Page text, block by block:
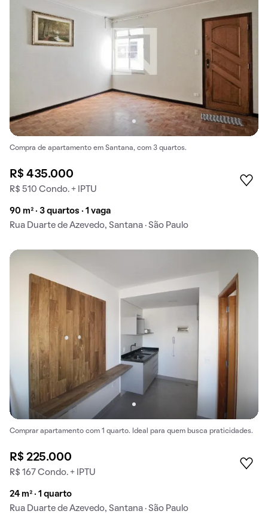
Compra de apartamento em Santana, com 3 quartos.
R$ 435.000
R$ 510 Condo. + IPTU
90 m² · 3 quartos · 1 vaga
Rua Duarte de Azevedo, Santana · São Paulo
Comprar apartamento com 1 quarto. Ideal para quem busca praticidades.
R$ 225.000
R$ 167 Condo. + IPTU
24 m² · 1 quarto
Rua Duarte de Azevedo, Santana · São Paulo